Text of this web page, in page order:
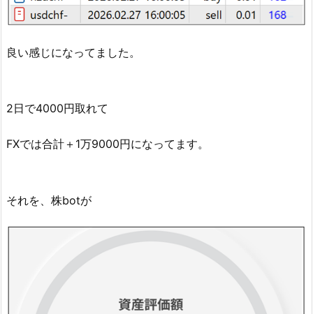
良い感じになってました。
2日で4000円取れて
FXでは合計＋1万9000円になってます。
それを、株botが